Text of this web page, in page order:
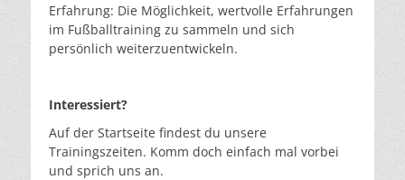
Erfahrung: Die Möglichkeit, wertvolle Erfahrungen
im Fußballtraining zu sammeln und sich
persönlich weiterzuentwickeln.
Interessiert?
Auf der Startseite findest du unsere
Trainingszeiten. Komm doch einfach mal vorbei
und sprich uns an.